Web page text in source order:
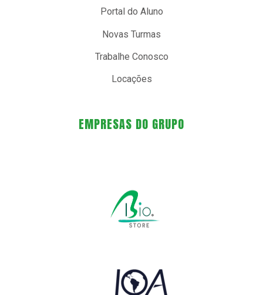
Portal do Aluno
Novas Turmas
Trabalhe Conosco
Locações
EMPRESAS DO GRUPO